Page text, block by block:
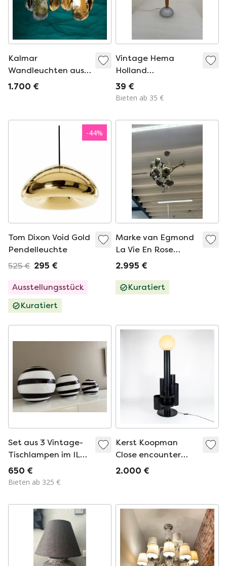
Kalmar
Wandleuchten aus
den 1970er Jahren
1.700 €
Vintage Hema
Holland
Tischleuchte –
Pilzförmige Glas-
den 90er Jahren
39 €
Bieten ab 35 €
-44%
Tom Dixon Void Gold
Pendelleuchte
525 € 295 €
Ausstellungsstück
Kuratiert
Marke van Egmond
La Vie En Rose
Pendelleuchte
2.995 €
Kuratiert
Set aus 3 Vintage-
Tischlampen im ILU-
Design
650 €
Bieten ab 325 €
Kerst Koopman
Close encounter
space age 1980er
2.000 €